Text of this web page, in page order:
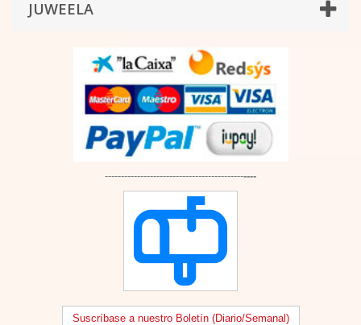
JUWEELA
-----------------------------------------------
Suscríbase a nuestro Boletín (Diario/Semanal)